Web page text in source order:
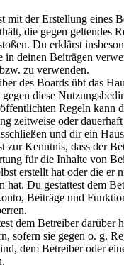
mit der Erstellung eines
die gegen geltendes
Du erklärst
in deinen Beiträgen
zu verwenden.
des Boards übt das
gegen diese
Regeln kann
zeitweise oder
und dir ein
zur Kenntnis, dass der
für die Inhalte von
erstellt hat oder die er
hat. Du gestattest dem
Beiträge und
dem Betreiber darüber
sofern sie gegen o. g.
dem Betreiber oder